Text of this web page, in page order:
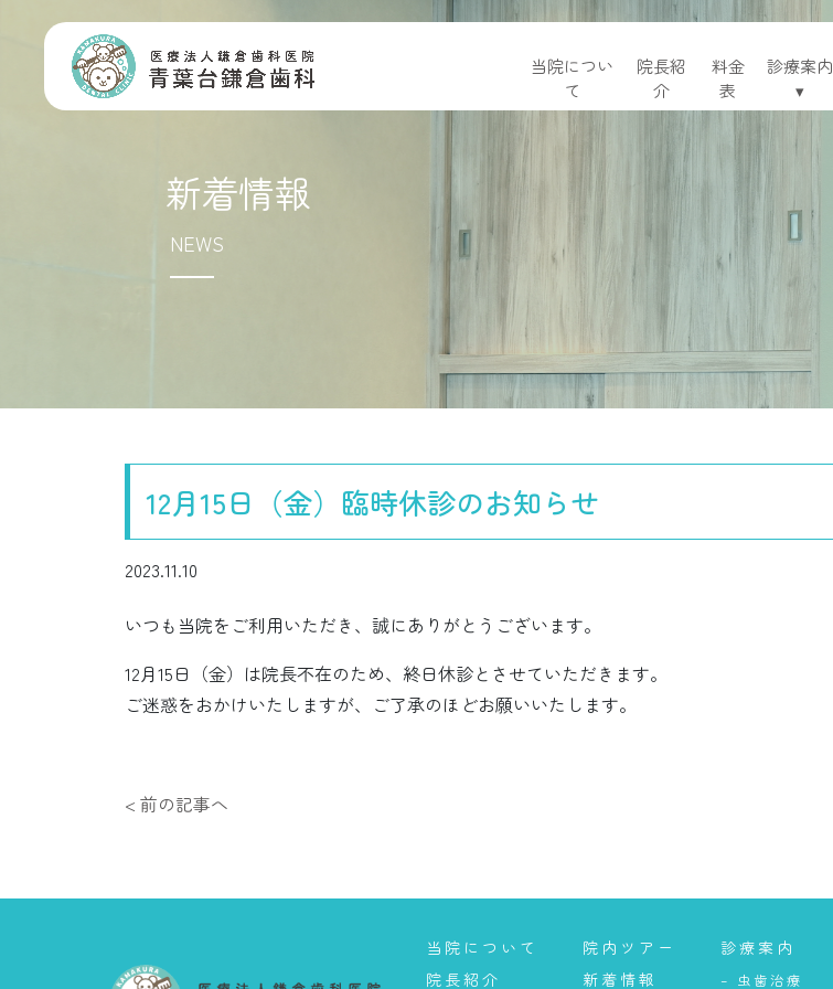
当院につい
て
院長紹
介
料金
表
診療案内
▾
新着情報
NEWS
12月15日（金）臨時休診のお知らせ
2023.11.10
いつも当院をご利用いただき、誠にありがとうございます。
12月15日（金）は院長不在のため、終日休診とさせていただきます。
ご迷惑をおかけいたしますが、ご了承のほどお願いいたします。
< 前の記事へ
当院について
院長紹介
院内ツアー
新着情報
診療案内
– 虫歯治療